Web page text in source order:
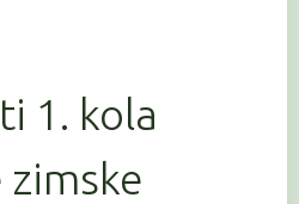
1. kola
zimske